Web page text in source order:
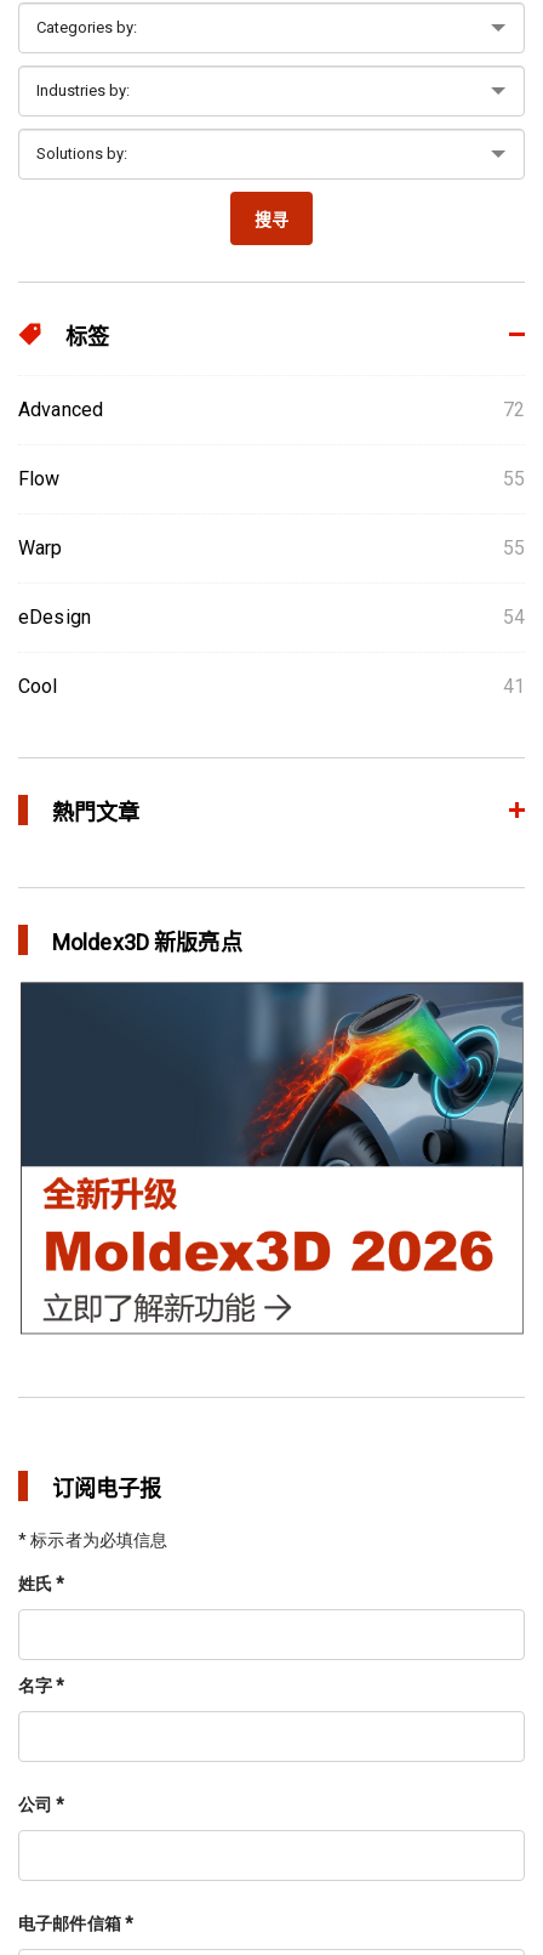
搜寻
标签
Advanced 72
Flow 55
Warp 55
eDesign 54
Cool 41
熱門文章
Moldex3D 新版亮点
订阅电子报
* 标示者为必填信息
姓氏 *
名字 *
公司 *
电子邮件信箱 *